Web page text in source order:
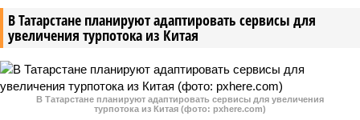
В Татарстане планируют адаптировать сервисы для
увеличения турпотока из Китая
В Татарстане планируют адаптировать сервисы для увеличения
турпотока из Китая (фото: pxhere.com)